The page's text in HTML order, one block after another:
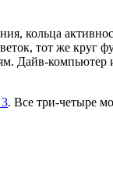
кольца
тот же круг
Дайв-
. Все три-четыре